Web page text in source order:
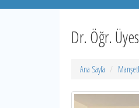
Dr. Öğr.
Ana Sayfa